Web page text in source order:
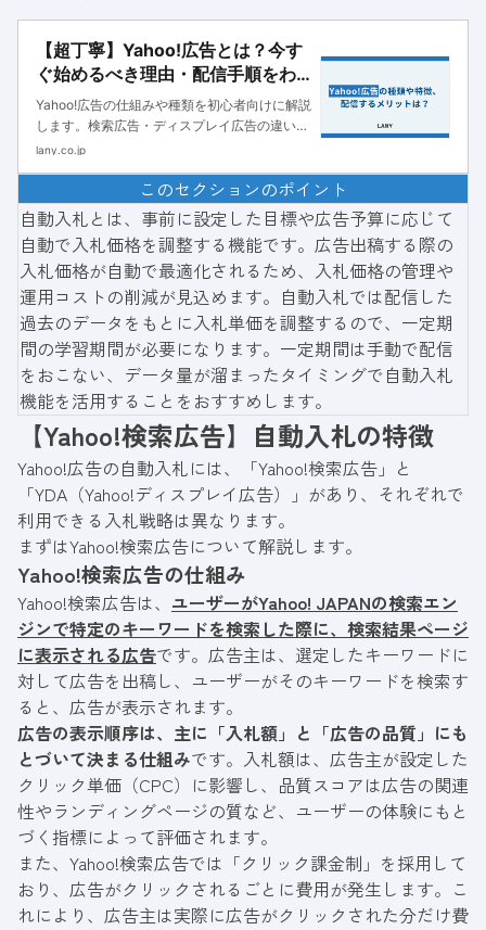
【超丁寧】Yahoo!広告とは？今す
ぐ始めるべき理由・配信手順をわ
かりやすく解説
Yahoo!広告の仕組みや種類を初心者向けに解説
します。検索広告・ディスプレイ広告の違いや
運用ポイント、成果を上げるための活用方法を
はぜひご覧ください。
lany.co.jp
このセクションのポイント
自動入札とは、事前に設定した目標や広告予算に応じて
自動で入札価格を調整する機能です。広告出稿する際の
入札価格が自動で最適化されるため、入札価格の管理や
運用コストの削減が見込めます。自動入札では配信した
過去のデータをもとに入札単価を調整するので、一定期
間の学習期間が必要になります。一定期間は手動で配信
をおこない、データ量が溜まったタイミングで自動入札
機能を活用することをおすすめします。
【Yahoo!検索広告】自動入札の特徴
Yahoo!広告の自動入札には、「Yahoo!検索広告」と
「YDA（Yahoo!ディスプレイ広告）」があり、それぞれで
利用できる入札戦略は異なります。
まずはYahoo!検索広告について解説します。
Yahoo!検索広告の仕組み
Yahoo!検索広告は、 ユーザーがYahoo! JAPANの検索エン
ジンで特定のキーワードを検索した際に、検索結果ページ
に表示される広告です。広告主は、選定したキーワードに
対して広告を出稿し、ユーザーがそのキーワードを検索す
ると、広告が表示されます。
広告の表示順序は、主に「入札額」と「広告の品質」にも
とづいて決まる仕組みです。入札額は、広告主が設定した
クリック単価（CPC）に影響し、品質スコアは広告の関連
性やランディングページの質など、ユーザーの体験にもと
づく指標によって評価されます。
また、Yahoo!検索広告では「クリック課金制」を採用して
おり、広告がクリックされるごとに費用が発生します。こ
れにより、広告主は実際に広告がクリックされた分だけ費